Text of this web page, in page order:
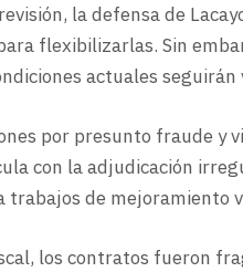
la defensa de
flexibilizarlas. Sin
actuales seguirán
por presunto fraude y
con la adjudicación
trabajos de mejoramiento
los contratos fueron